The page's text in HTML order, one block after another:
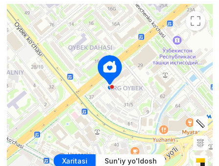
Xaritasi Sun'iy yo'ldosh